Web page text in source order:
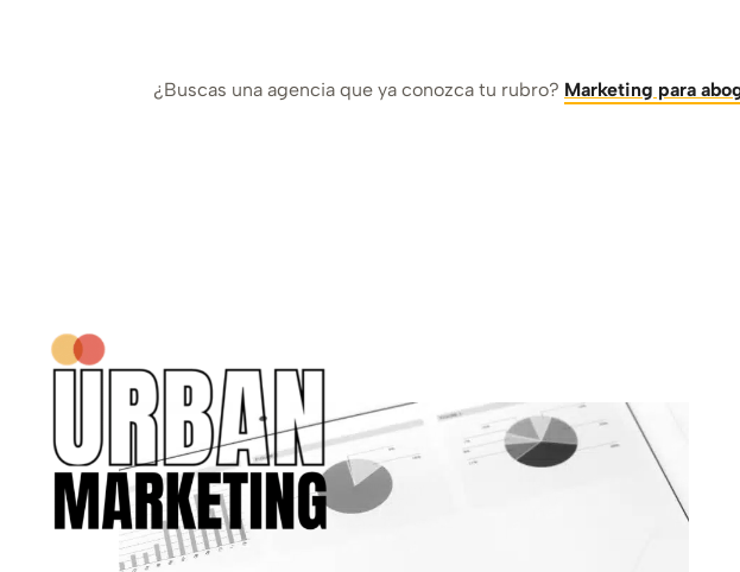
¿Buscas una agencia que ya conozca tu rubro? Marketing para